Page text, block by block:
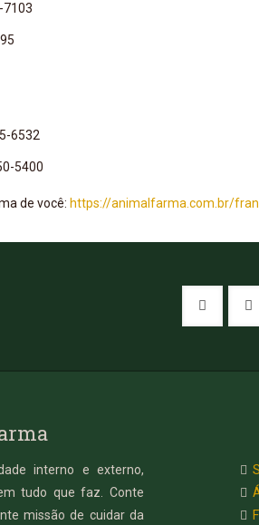
7103
6532
5400
de você: https://animalfarma.com.br/
interno e externo,
tudo que faz. Conte
missão de cuidar da